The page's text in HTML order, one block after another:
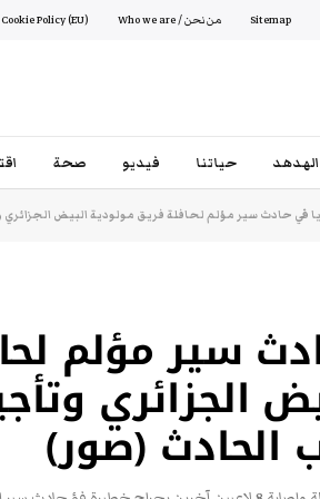
Sitemap من نحن / Who we are Cookie Policy (EU)
الهدهد حياتنا فيديو صحة
في حادث سير مؤلم لحافلة فريق مولودية البيض
سير مؤلم
الجزائري
الحادث (صور)